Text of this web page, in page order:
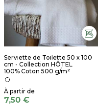
Serviette de Toilette 50 x 100
cm - Collection HÔTEL
100% Coton 500 g/m²
7,50 €